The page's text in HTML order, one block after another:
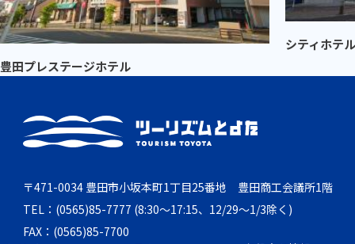
豊田プレステージホテル
シティホテ
〒471-0034 豊田市小坂本町1丁目25番地 豊田商工会議所1階
TEL：(0565)85-7777 (8:30～17:15、12/29～1/3除く)
FAX：(0565)85-7700